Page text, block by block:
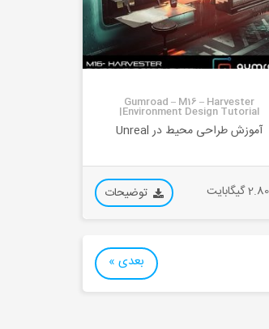
Gumroad – M16 – Harvester
|Environment Design Tutorial
آموزش طراحی محیط در Unreal
2.80 گیگابایت توضیحات
بعدی »